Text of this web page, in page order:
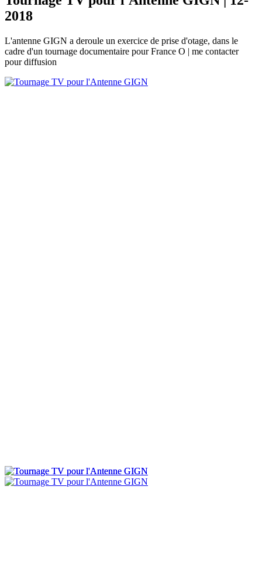
2018
L'antenne GIGN a deroule un exercice de prise d'otage, dans le
cadre d'un tournage documentaire pour France O | me contacter
pour diffusion